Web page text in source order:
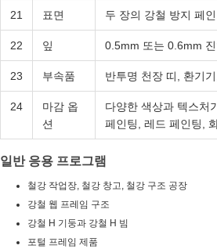
21 표면 두 장의 강철 방지 페
22 잎 0.5mm 또는 0.6mm
23 부속품 반투명 천장 띠, 환기
24
마감 옵
션
다양한 색상과 텍스처
페인팅, 레드 페인팅,
일반 응용 프로그램
철강 작업장, 철강 창고, 철강 구조 공장
강철 웹 프레임 구조
강철 H 기둥과 강철 H 빔
포털 프레임 제품